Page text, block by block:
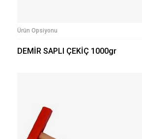
Ürün Opsiyonu
DEMİR SAPLI ÇEKİÇ 1000gr